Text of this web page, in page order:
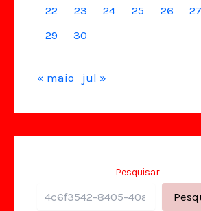
22
23 24 25 26 27
29
30
« maio jul »
Pesquisar